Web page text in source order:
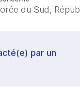
du Sud,
par un